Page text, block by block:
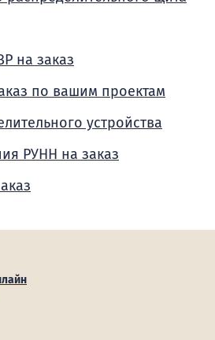
на заказ
по вашим проектам
устройства
РУНН на заказ